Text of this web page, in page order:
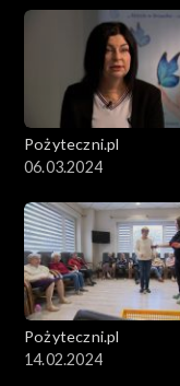
Pożyteczni.pl
06.03.2024
Pożyteczni.pl
14.02.2024